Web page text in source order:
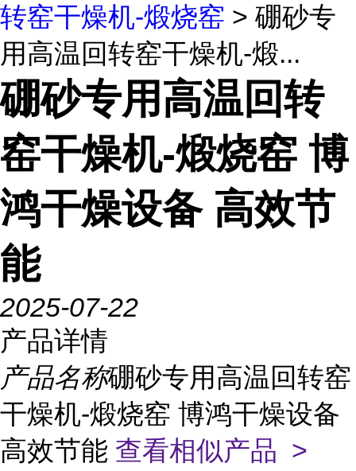
转窑干燥机-煅烧窑 > 硼砂专
用高温回转窑干燥机-煅...
硼砂专用高温回转
窑干燥机-煅烧窑 博
鸿干燥设备 高效节
能
2025-07-22
产品详情
产品名称硼砂专用高温回转窑
干燥机-煅烧窑 博鸿干燥设备
高效节能 查看相似产品 >